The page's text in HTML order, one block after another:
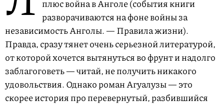
плюс война в Анголе (события книги
разворачиваются на фоне войны за
независимость Анголы. — Правила жизни).
Правда, сразу тянет очень серьезной литературой,
от которой хочется вытянуться во фрунт и надолго
заблагоговеть — читай, не получить никакого
удовольствия. Однако роман Агуалузы — это
скорее история про перевернутый, разбившийся